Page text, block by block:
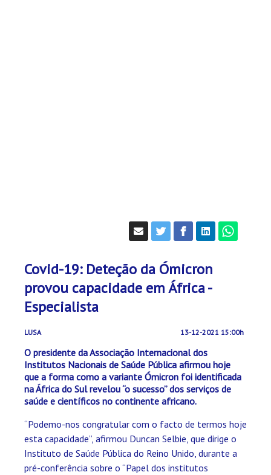
Covid-19: Deteção da Ómicron
provou capacidade em África -
Especialista
LUSA 13-12-2021 15:00h
O presidente da Associação Internacional dos
Institutos Nacionais de Saúde Pública afirmou hoje
que a forma como a variante Ómicron foi identificada
na África do Sul revelou “o sucesso” dos serviços de
saúde e científicos no continente africano.
“Podemo-nos congratular com o facto de termos hoje
esta capacidade”, afirmou Duncan Selbie, que dirige o
Instituto de Saúde Pública do Reino Unido, durante a
pré-conferência sobre o “Papel dos institutos